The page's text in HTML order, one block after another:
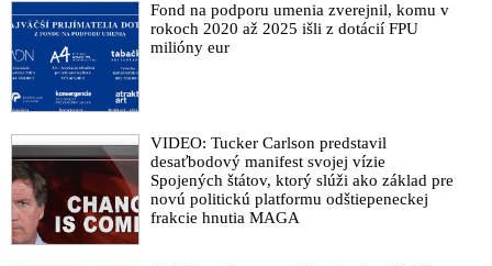
Fond na podporu umenia zverejnil, komu v
rokoch 2020 až 2025 išli z dotácií FPU
milióny eur
VIDEO: Tucker Carlson predstavil
desaťbodový manifest svojej vízie
Spojených štátov, ktorý slúži ako základ pre
novú politickú platformu odštiepeneckej
frakcie hnutia MAGA